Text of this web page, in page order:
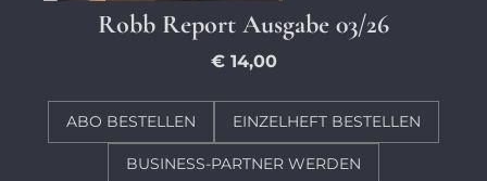
Robb Report Ausgabe 03/26
€ 14,00
ABO BESTELLEN EINZELHEFT BESTELLEN
BUSINESS-PARTNER WERDEN